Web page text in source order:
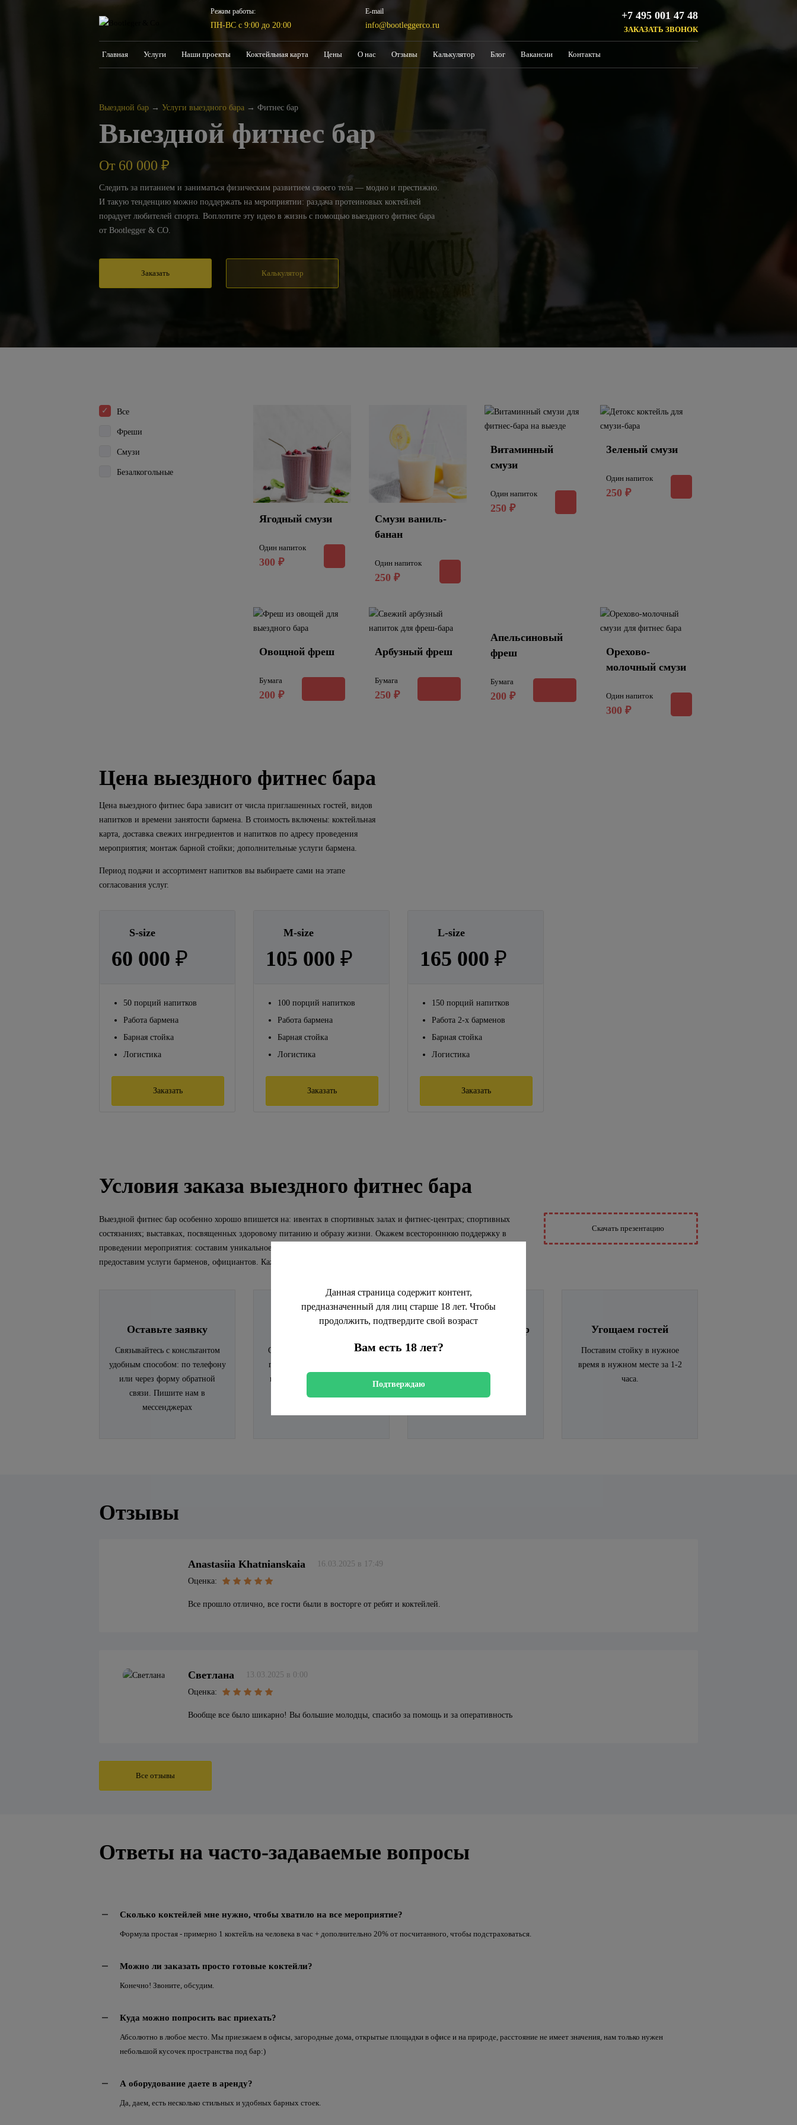
Данная страница содержит контент,
предназначенный для лиц старше 18 лет. Чтобы
продолжить, подтвердите свой возраст
Вам есть 18 лет?
Подтверждаю
Режим работы:
ПН-ВС с 9:00 до 20:00
E-mail
info@bootleggerco.ru
+7 495 001 47 48
ЗАКАЗАТЬ ЗВОНОК
Главная Услуги Наши проекты Коктейльная карта Цены О нас Отзывы Калькулятор Блог Вакансии Контакты
Выездной бар → Услуги выездного бара → Фитнес бар
Выездной фитнес бар
От 60 000 ₽
Следить за питанием и заниматься физическим развитием своего тела — модно и престижно.
И такую тенденцию можно поддержать на мероприятии: раздача протеиновых коктейлей
порадует любителей спорта. Воплотите эту идею в жизнь с помощью выездного фитнес бара
от Bootlegger & CO.
Заказать Калькулятор
Все
Фреши
Смузи
Безалкогольные
Ягодный смузи
Один напиток
300 ₽
Смузи ваниль-
банан
Один напиток
250 ₽
Витаминный
смузи
Один напиток
250 ₽
Зеленый смузи
Один напиток
250 ₽
Овощной фреш
Бумага
200 ₽
Арбузный фреш
Бумага
250 ₽
Апельсиновый
фреш
Бумага
200 ₽
Орехово-
молочный смузи
Один напиток
300 ₽
Цена выездного фитнес бара
Цена выездного фитнес бара зависит от числа приглашенных гостей, видов
напитков и времени занятости бармена. В стоимость включены: коктейльная
карта, доставка свежих ингредиентов и напитков по адресу проведения
мероприятия; монтаж барной стойки; дополнительные услуги бармена.
Период подачи и ассортимент напитков вы выбираете сами на этапе
согласования услуг.
S-size
60 000 ₽
50 порций напитков
Работа бармена
Барная стойка
Логистика
Заказать
M-size
105 000 ₽
100 порций напитков
Работа бармена
Барная стойка
Логистика
Заказать
L-size
165 000 ₽
150 порций напитков
Работа 2-х барменов
Барная стойка
Логистика
Заказать
Условия заказа выездного фитнес бара
Выездной фитнес бар особенно хорошо впишется на: ивентах в спортивных залах и фитнес-центрах; спортивных
состязаниях; выставках, посвященных здоровому питанию и образу жизни. Окажем всестороннюю поддержку в
проведении мероприятия: составим уникальное меню, доставим и установим всё необходимое оборудование,
предоставим услуги барменов, официантов. Каждый гость останется доволен!
Скачать презентацию
Оставьте заявку
Связывайтесь с консльтантом
удобным способом: по телефону
или через форму обратной
связи. Пишите нам в
мессенджерах
Обсудите условия
Сообщите менеджеру сколько
гостей вы встречаете, формат
вечеринки и площадку, если
уже согласовали
Подписываем договор
Перепроверяем все и
Угощаем гостей
Поставим стойку в нужное
время в нужном месте за 1-2
часа.
Отзывы
Anastasiia Khatnianskaia
16.03.2025 в 17:49
Оценка:
Все прошло отлично, все гости были в восторге от ребят и коктейлей.
Светлана
13.03.2025 в 0:00
Оценка:
Вообще все было шикарно! Вы большие молодцы, спасибо за помощь и за оперативность
Все отзывы
Ответы на часто-задаваемые вопросы
Сколько коктейлей мне нужно, чтобы хватило на все мероприятие?
Формула простая - примерно 1 коктейль на человека в час + дополнительно 20% от посчитанного, чтобы подстраховаться.
Можно ли заказать просто готовые коктейли?
Конечно! Звоните, обсудим.
Куда можно попросить вас приехать?
Абсолютно в любое место. Мы приезжаем в офисы, загородные дома, открытые площадки в офисе и на природе, расстояние не имеет значения, нам только нужен
небольшой кусочек пространства под бар:)
А оборудование даете в аренду?
Да, даем, есть несколько стильных и удобных барных стоек.